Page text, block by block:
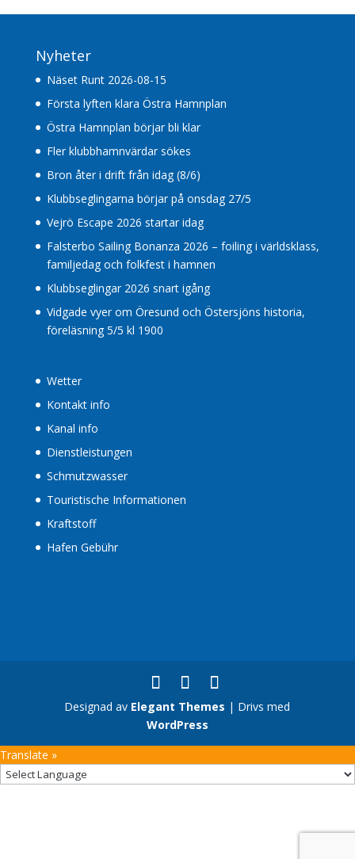
Nyheter
Näset Runt 2026-08-15
Första lyften klara Östra Hamnplan
Östra Hamnplan börjar bli klar
Fler klubbhamnvärdar sökes
Bron åter i drift från idag (8/6)
Klubbseglingarna börjar på onsdag 27/5
Vejrö Escape 2026 startar idag
Falsterbo Sailing Bonanza 2026 – foiling i världsklass,
familjedag och folkfest i hamnen
Klubbseglingar 2026 snart igång
Vidgade vyer om Öresund och Östersjöns historia,
föreläsning 5/5 kl 1900
Wetter
Kontakt info
Kanal info
Dienstleistungen
Schmutzwasser
Touristische Informationen
Kraftstoff
Hafen Gebühr
Designad av Elegant Themes | Drivs med
WordPress
Translate »